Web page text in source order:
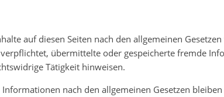
auf diesen Seiten nach den allgemeinen
übermittelte oder gespeicherte fremde
Tätigkeit hinweisen.
nach den allgemeinen Gesetzen